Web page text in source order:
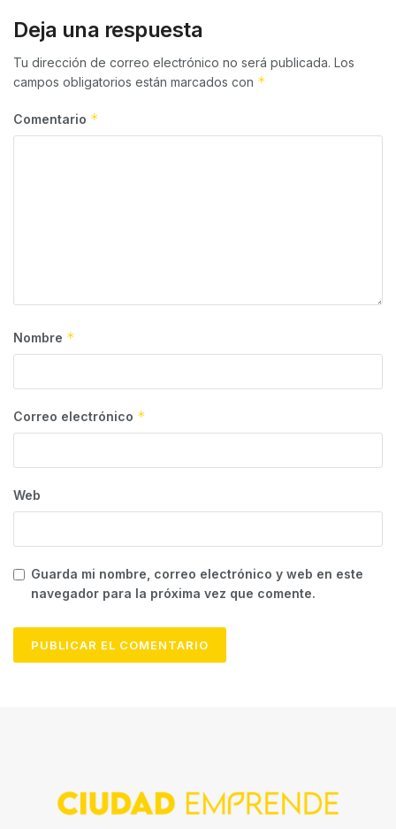
Deja una respuesta
Tu dirección de correo electrónico no será publicada. Los
campos obligatorios están marcados con *
Comentario *
Nombre *
Correo electrónico *
Web
Guarda mi nombre, correo electrónico y web en este
navegador para la próxima vez que comente.